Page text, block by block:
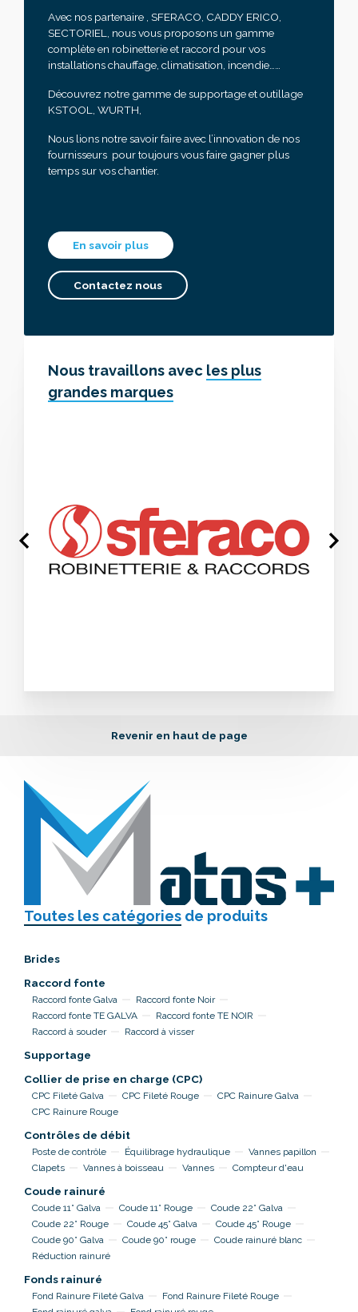
Avec nos partenaire , SFERACO, CADDY ERICO,
SECTORIEL, nous vous proposons un gamme
complète en robinetterie et raccord pour vos
installations chauffage, climatisation, incendie……
Découvrez notre gamme de supportage et outillage
KSTOOL, WURTH,
Nous lions notre savoir faire avec l’innovation de nos
fournisseurs pour toujours vous faire gagner plus
temps sur vos chantier.
En savoir plus
Contactez nous
Nous travaillons avec les plus
grandes marques
Revenir en haut de page
Toutes les catégories de produits
Brides
Raccord fonte
Raccord fonte Galva
Raccord fonte Noir
Raccord fonte TE GALVA
Raccord fonte TE NOIR
Raccord à souder
Raccord à visser
Supportage
Collier de prise en charge (CPC)
CPC Fileté Galva CPC Fileté Rouge
CPC Rainure Galva
CPC Rainure Rouge
Contrôles de débit
Poste de contrôle Équilibrage hydraulique
Vannes papillon
Clapets
Vannes à boisseau Vannes Compteur d'eau
Coude rainuré
Coude 11° Galva Coude 11° Rouge
Coude 22° Galva
Coude 22° Rouge
Coude 45° Galva
Coude 45° Rouge
Coude 90° Galva
Coude 90° rouge
Coude rainuré blanc
Réduction rainuré
Fonds rainuré
Fond Rainure Fileté Galva
Fond Rainure Fileté Rouge